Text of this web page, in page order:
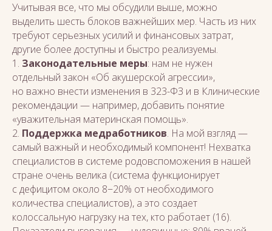
Учитывая все, что мы обсудили выше, можно
выделить шесть блоков важнейших мер. Часть из них
требуют серьезных усилий и финансовых затрат,
другие более доступны и быстро реализуемы.
1. Законодательные меры: нам не нужен
отдельный закон «Об акушерской агрессии»,
но важно внести изменения в 323-ФЗ и в Клинические
рекомендации — например, добавить понятие
«уважительная материнская помощь».
2. Поддержка медработников. На мой взгляд —
самый важный и необходимый компонент! Нехватка
специалистов в системе родовспоможения в нашей
стране очень велика (система функционирует
с дефицитом около 8−20% от необходимого
количества специалистов), а это создает
колоссальную нагрузку на тех, кто работает (16).